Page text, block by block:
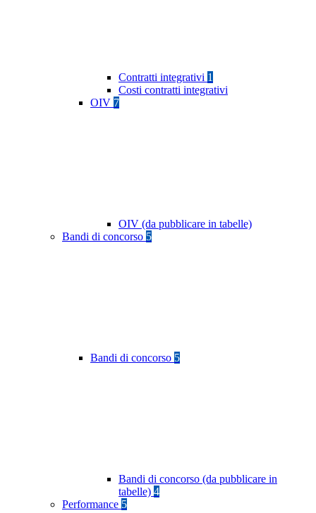
Contratti integrativi 1
Costi contratti integrativi
OIV 7
OIV (da pubblicare in tabelle)
Bandi di concorso 5
Bandi di concorso 5
Bandi di concorso (da pubblicare in
tabelle) 4
Performance 5